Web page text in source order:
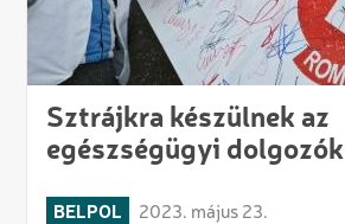
Sztrájkra készülnek az
egészségügyi dolgozók
BELPOL 2023. május 23.